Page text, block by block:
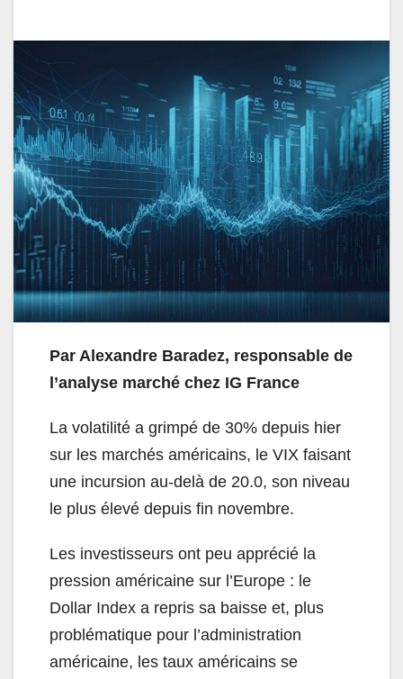
Par Alexandre Baradez, responsable de
l’analyse marché chez IG France
La volatilité a grimpé de 30% depuis hier
sur les marchés américains, le VIX faisant
une incursion au-delà de 20.0, son niveau
le plus élevé depuis fin novembre.
Les investisseurs ont peu apprécié la
pression américaine sur l’Europe : le
Dollar Index a repris sa baisse et, plus
problématique pour l’administration
américaine, les taux américains se